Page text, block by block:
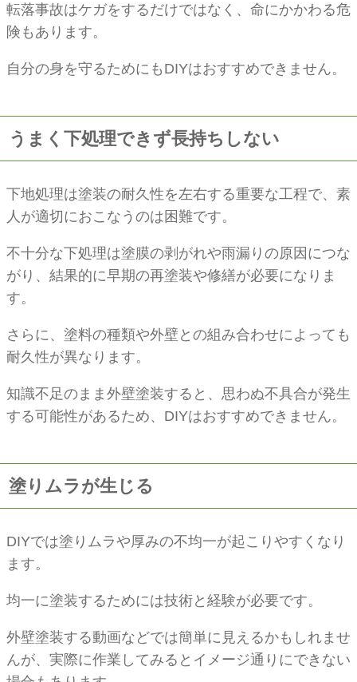
転落事故はケガをするだけではなく、命にかかわる危
険もあります。
自分の身を守るためにもDIYはおすすめできません。
うまく下処理できず長持ちしない
下地処理は塗装の耐久性を左右する重要な工程で、素
人が適切におこなうのは困難です。
不十分な下処理は塗膜の剥がれや雨漏りの原因につな
がり、結果的に早期の再塗装や修繕が必要になりま
す。
さらに、塗料の種類や外壁との組み合わせによっても
耐久性が異なります。
知識不足のまま外壁塗装すると、思わぬ不具合が発生
する可能性があるため、DIYはおすすめできません。
塗りムラが生じる
DIYでは塗りムラや厚みの不均一が起こりやすくなり
ます。
均一に塗装するためには技術と経験が必要です。
外壁塗装する動画などでは簡単に見えるかもしれませ
んが、実際に作業してみるとイメージ通りにできない